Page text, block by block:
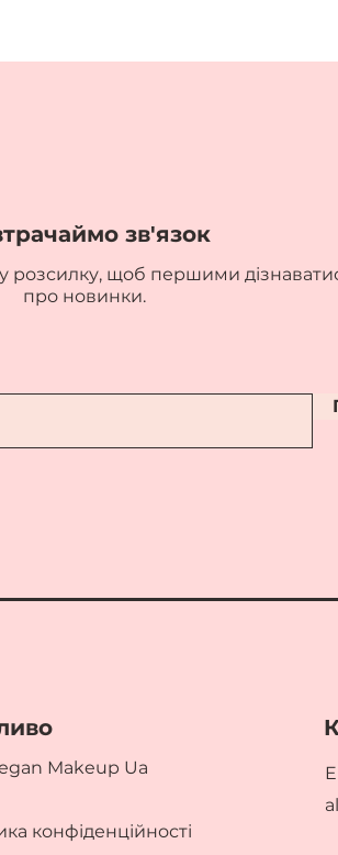
зв'язок
розсилку, щоб першими
про новинки.
Makeup Ua
конфіденційності